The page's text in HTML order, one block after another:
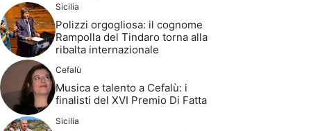
Sicilia
Polizzi orgogliosa: il cognome
Rampolla del Tindaro torna alla
ribalta internazionale
Cefalù
Musica e talento a Cefalù: i
finalisti del XVI Premio Di Fatta
Sicilia